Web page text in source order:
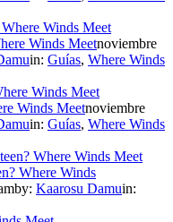
Winds Meetnoviembre
in: Guías, Where Winds
Winds Meetnoviembre
in: Guías, Where Winds
Where Winds
by: Kaarosu Damuin: